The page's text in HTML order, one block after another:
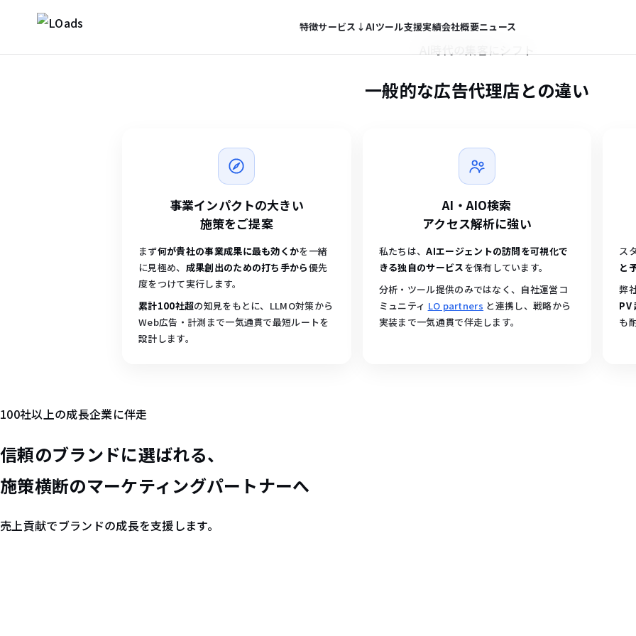
特徴サービス ↓AIツール支援実績会社概要ニュース
供。AI 時代の集客を設計・実行する、次世代のデジタルマ
無料 LLMO 診断フォームへ→
SCROLL AI時代の集客にシフト
一般的な広告代理店との違い
事業インパクトの大きい
施策をご提案
まず何が貴社の事業成果に最も効くかを一緒
に見極め、 成果創出のための打ち手から優先
度をつけて実行します。
累計100社超の知見をもとに、LLMO対策から
Web広告・計測まで一気通貫で最短ルートを
設計します。
AI・AIO検索
アクセス解析に強い
私たちは、AIエージェントの訪問を可視化で
きる独自のサービスを保有しています。
分析・ツール提供のみではなく、自社運営コ
ミュニティ LO partners と連携し、戦略から
実装まで一気通貫で伴走します。
ス
と
弊
PV
も
100社以上の成長企業に伴走
信頼のブランドに選ばれる、
施策横断のマーケティングパートナーへ
売上貢献でブランドの成長を支援します。